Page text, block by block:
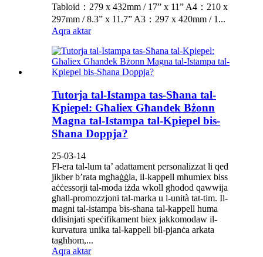
Tabloid：279 x 432mm / 17” x 11” A4：210 x
297mm / 8.3” x 11.7” A3：297 x 420mm / 1...
Aqra aktar
Tutorja tal-Istampa tas-Sħana tal-
Kpiepel: Għaliex Għandek Bżonn
Magna tal-Istampa tal-Kpiepel bis-
Sħana Doppja?
25-03-14
Fl-era tal-lum ta’ adattament personalizzat li qed
jikber b’rata mgħaġġla, il-kappell mhumiex biss
aċċessorji tal-moda iżda wkoll għodod qawwija
għall-promozzjoni tal-marka u l-unità tat-tim. Il-
magni tal-istampa bis-sħana tal-kappell huma
ddisinjati speċifikament biex jakkomodaw il-
kurvatura unika tal-kappell bil-pjanċa arkata
tagħhom,...
Aqra aktar